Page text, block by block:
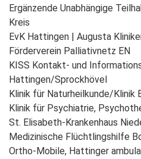
Ergänzende Unabhängige
Kreis
EvK Hattingen | Augusta
Förderverein Palliativnetz EN
KISS Kontakt- und
Hattingen/Sprockhövel
Klinik für Naturheilkunde/Klinik
Klinik für Psychiatrie,
St. Elisabeth-Krankenhaus
Medizinische Flüchtlingshilfe
Ortho-Mobile, Hattinger